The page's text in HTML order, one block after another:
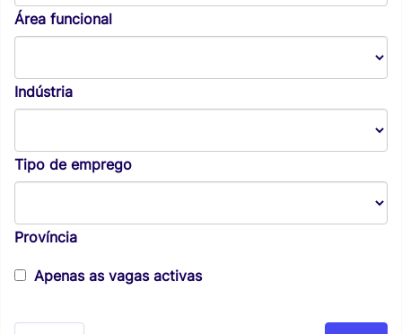
Área funcional
Indústria
Tipo de emprego
Província
Apenas as vagas activas